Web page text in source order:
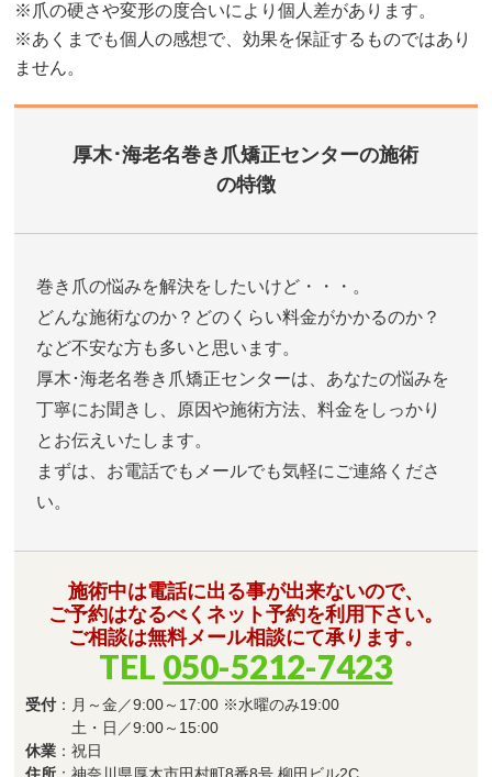
※爪の硬さや変形の度合いにより個人差があります。
※あくまでも個人の感想で、効果を保証するものではあり
ません。
厚木･海老名巻き爪矯正センターの施術
の特徴
巻き爪の悩みを解決をしたいけど・・・。
どんな施術なのか？どのくらい料金がかかるのか？
など不安な方も多いと思います。
厚木･海老名巻き爪矯正センターは、あなたの悩みを
丁寧にお聞きし、原因や施術方法、料金をしっかり
とお伝えいたします。
まずは、お電話でもメールでも気軽にご連絡くださ
い。
施術中は電話に出る事が出来ないので、
ご予約はなるべくネット予約を利用下さい。
ご相談は無料メール相談にて承ります。
TEL 050-5212-7423
受付 ：月～金／9:00～17:00 ※水曜のみ19:00
土・日／9:00～15:00
休業 ：祝日